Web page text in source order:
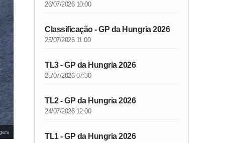
26/07/2026 10:00
Classificação - GP da Hungria 2026
25/07/2026 11:00
TL3 - GP da Hungria 2026
25/07/2026 07:30
TL2 - GP da Hungria 2026
24/07/2026 12:00
TL1 - GP da Hungria 2026